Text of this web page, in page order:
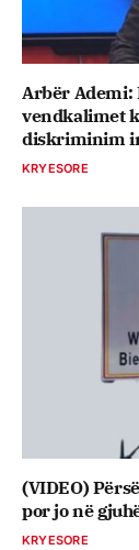
Arbër Ademi:
vendkalimet
diskriminim
KRYESORE
(VIDEO)
por jo në
KRYESORE